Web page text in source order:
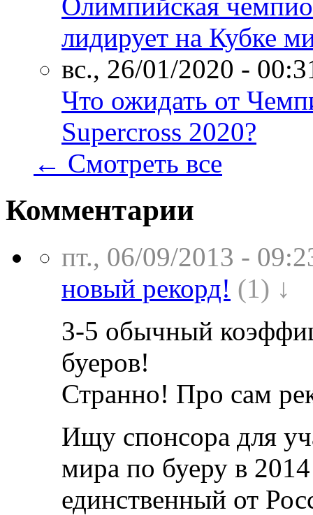
лидирует на Кубке
вс., 26/01/2020 -
Что ожидать от
Supercross 2020?
← Смотреть все
Комментарии
пт., 06/09/2013 -
новый рекорд! (1) ↓
3-5 обычный
буеров!
Странно! Про сам
Ищу спонсора для
мира по буеру в
единственный от